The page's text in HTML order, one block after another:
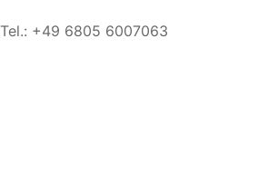
Tel.: +49 6805 6007063